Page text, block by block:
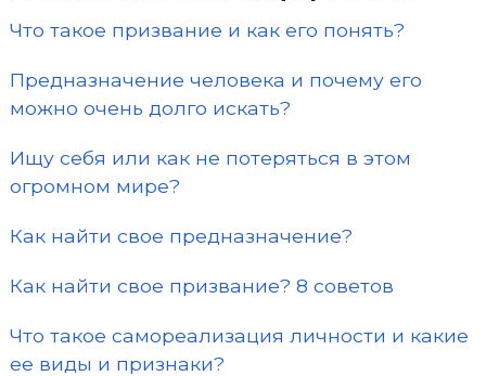
Что такое призвание и как его понять?
Предназначение человека и почему его
можно очень долго искать?
Ищу себя или как не потеряться в этом
огромном мире?
Как найти свое предназначение?
Как найти свое призвание? 8 советов
Что такое самореализация личности и какие
ее виды и признаки?